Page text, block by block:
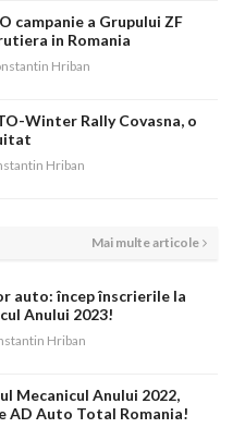
campanie a Grupului ZF
in Romania
Hriban
Winter Rally Covasna, o
Hriban
Mai multe articole
auto: încep înscrierile la
Anului 2023!
Hriban
Mecanicul Anului 2022,
AD Auto Total Romania!